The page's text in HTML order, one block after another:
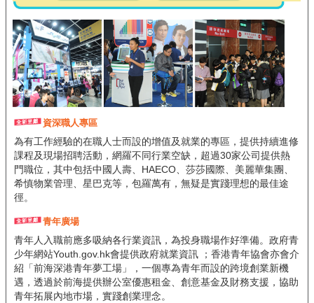
資深職人專區
為有工作經驗的在職人士而設的增值及就業的專區，提供持續進修
課程及現場招聘活動，網羅不同行業空缺，超過30家公司提供熱
門職位，其中包括中國人壽、HAECO、莎莎國際、美麗華集團、
希慎物業管理、星巴克等，包羅萬有，無疑是實踐理想的最佳途
徑。
青年廣場
青年人入職前應多吸納各行業資訊，為投身職場作好準備。政府青
少年網站Youth.gov.hk會提供政府就業資訊 ；香港青年協會亦會介
紹「前海深港青年夢工場」，一個專為青年而設的跨境創業新機
遇，透過於前海提供辦公室優惠租金、創意基金及財務支援，協助
青年拓展內地巿場，實踐創業理念。